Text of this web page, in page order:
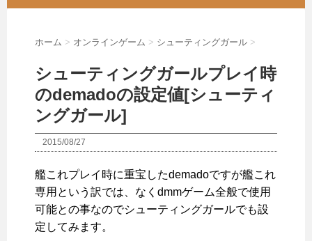
ホーム > オンラインゲーム > シューティングガール >
シューティングガールプレイ時
のdemadoの設定値[シューティ
ングガール]
2015/08/27
艦これプレイ時に重宝したdemadoですが艦これ
専用という訳では、なくdmmゲーム全般で使用
可能との事なのでシューティングガールでも設
定してみます。